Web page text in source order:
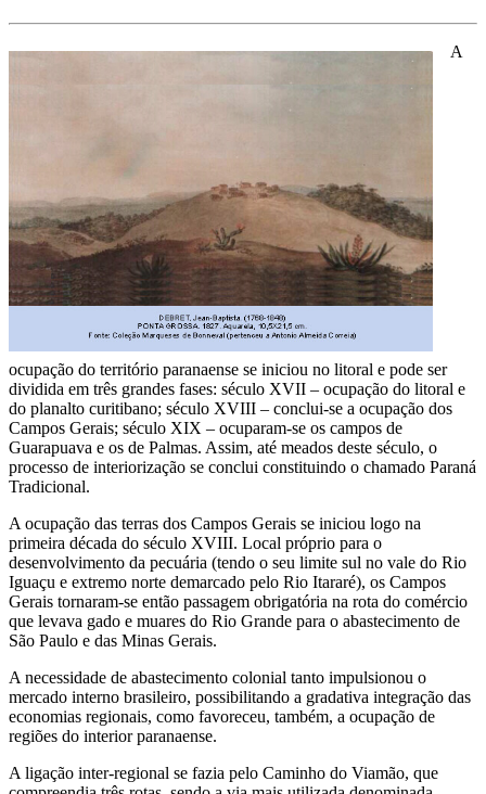
A
ocupação do território paranaense se iniciou no litoral e pode ser
dividida em três grandes fases: século XVII – ocupação do litoral e
do planalto curitibano; século XVIII – conclui-se a ocupação dos
Campos Gerais; século XIX – ocuparam-se os campos de
Guarapuava e os de Palmas. Assim, até meados deste século, o
processo de interiorização se conclui constituindo o chamado Paraná
Tradicional.
A ocupação das terras dos Campos Gerais se iniciou logo na
primeira década do século XVIII. Local próprio para o
desenvolvimento da pecuária (tendo o seu limite sul no vale do Rio
Iguaçu e extremo norte demarcado pelo Rio Itararé), os Campos
Gerais tornaram-se então passagem obrigatória na rota do comércio
que levava gado e muares do Rio Grande para o abastecimento de
São Paulo e das Minas Gerais.
A necessidade de abastecimento colonial tanto impulsionou o
mercado interno brasileiro, possibilitando a gradativa integração das
economias regionais, como favoreceu, também, a ocupação de
regiões do interior paranaense.
A ligação inter-regional se fazia pelo Caminho do Viamão, que